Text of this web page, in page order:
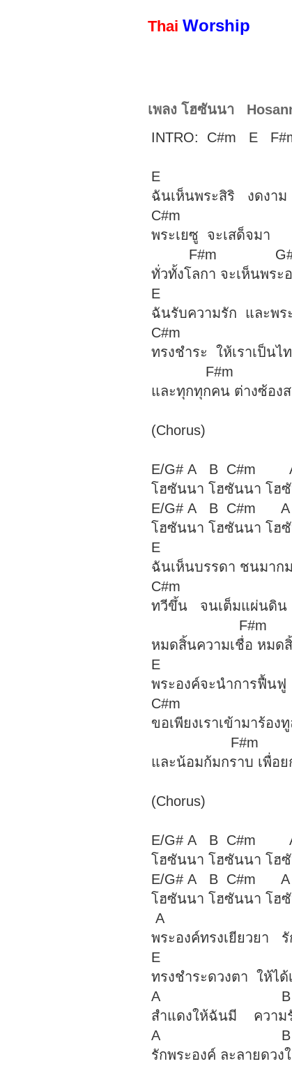
Thai Worship
เพลง โฮซันนา
INTRO: C#m E
E
ฉันเห็นพระสิริ งดงาม
C#m
พระเยซู จะเสด็จมา
F#m
ทั่วทั้งโลกา จะเห็นพระ
E
ฉันรับความรัก และพ
C#m
ทรงชำระ ให้เราเป็นไท
F#m
และทุกทุกคน ต่างซ้อง
(Chorus)
E/G# A B
โฮซันนา โฮซันนา โฮ
E/G# A B
โฮซันนา โฮซันนา โฮ
E
ฉันเห็นบรรดา ชนมาก
C#m
ทวีขึ้น จนเต็มแผ่นดิน
F#m
หมดสิ้นความเชื่อ หมด
E
พระองค์จะนำการฟื้นฟู
C#m
ขอเพียงเราเข้ามาร้อง
F#m
และน้อมก้มกราบ เพื่อ
(Chorus)
E/G# A B
โฮซันนา โฮซันนา โฮ
E/G# A B
โฮซันนา โฮซันนา โฮ
A
พระองค์ทรงเยียวยา รั
E
ทรงชำระดวงตา ให้ได้
A B
สำแดงให้ฉันมี ความ
A B
รักพระองค์ ละลายดวง